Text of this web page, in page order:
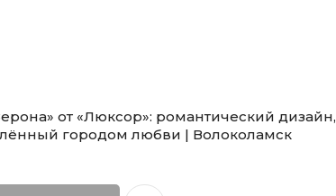
от «Люксор»: романтический дизайн,
городом любви | Волоколамск